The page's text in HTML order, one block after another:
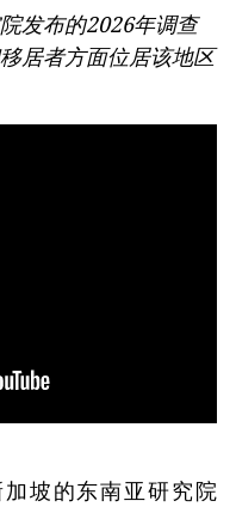
发布的2026年调查
居者方面位居该地区
坡的东南亚研究院